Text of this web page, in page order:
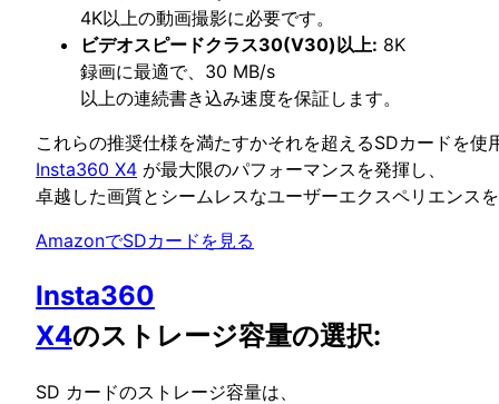
4K以上の動画撮影に必要です。
ビデオスピードクラス30(V30)以上: 8K
録画に最適で、30 MB/s
以上の連続書き込み速度を保証します。
これらの推奨仕様を満たすかそれを超えるSDカードを使
Insta360 X4 が最大限のパフォーマンスを発揮し、
卓越した画質とシームレスなユーザーエクスペリエンス
AmazonでSDカードを見る
Insta360
X4のストレージ容量の選択:
SD カードのストレージ容量は、